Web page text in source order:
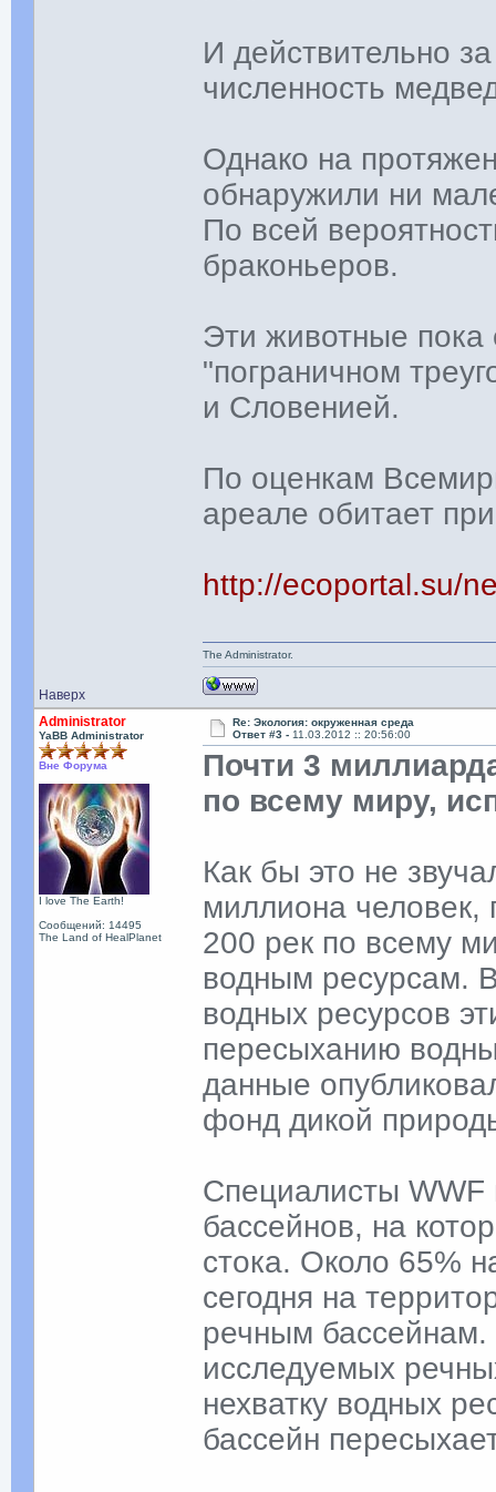
И действительно
численность
Однако на
обнаружили ни
По всей
браконьеров.
Эти животные
"пограничном
и Словенией.
По оценкам
ареале обитает
http://ecoportal.su/
Наверх
The Administrator.
Administrator
YaBB Administrator
Вне Форума
I love The Earth!
Сообщений: 14495
The Land of HealPlanet
Re: Экология: окруженная среда
Ответ #3 - 11.03.2012 :: 20:56:00
Почти 3
по всему миру,
Как бы это не
миллиона
200 рек по всему
водным ресурсам.
водных ресурсов
пересыханию
данные
фонд дикой
Специалисты
бассейнов, на
стока. Около 65%
сегодня на
речным бассейнам.
исследуемых
нехватку водных
бассейн